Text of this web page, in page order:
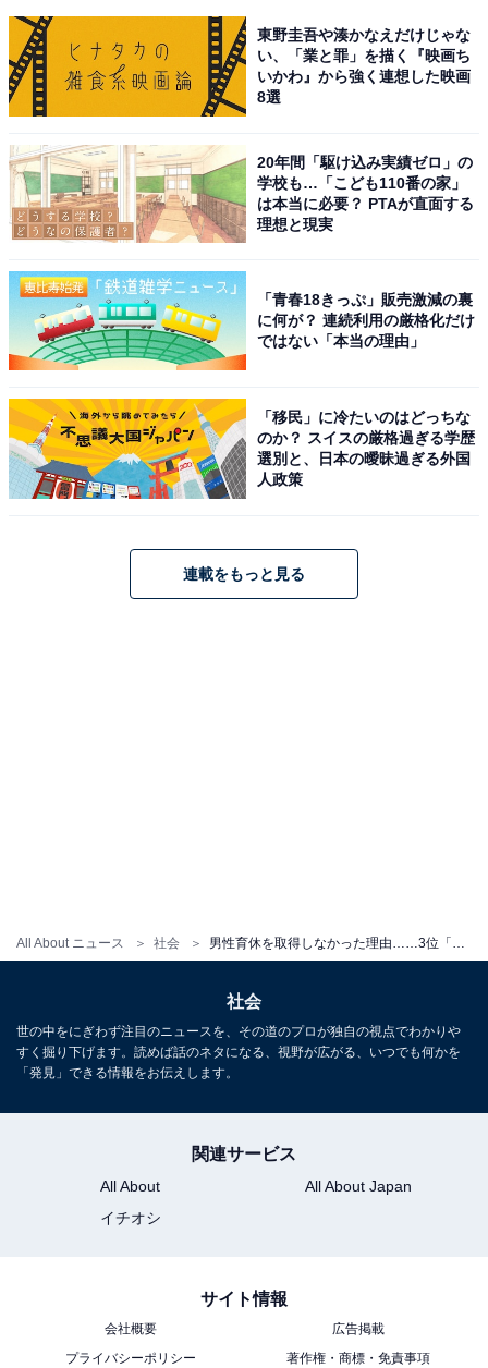
All About ニュース 社会
男女ともに育休を取得したら期待することは「子
育ての大変さを共有」
・
る？ 社会人1万1209人へのアンケート結果を発表！
・
家事＆育児のパパママ実比率は「9：1」が1位、現役子
パパの在宅勤務、8割のママが好意的「育児に積極的
東野圭吾や湊かなえだけじゃな
い、「業と罪」を描く『映画ち
いかわ』から強く連想した映画
8選
20年間「駆け込み実績ゼロ」の
学校も…「こども110番の家」
は本当に必要？ PTAが直面する
理想と現実
「青春18きっぷ」販売激減の裏
に何が？ 連続利用の厳格化だけ
ではない「本当の理由」
「移民」に冷たいのはどっちな
のか？ スイスの厳格過ぎる学歴
選別と、日本の曖昧過ぎる外国
人政策
連載をもっと見る
社会
世の中をにぎわず注目のニュースを、その道のプロが独自の視点でわかりや
すく掘り下げます。読めば話のネタになる、視野が広がる、いつでも何かを
「発見」できる情報をお伝えします。
関連サービス
All About
All About Japan
イチオシ
サイト情報
会社概要
広告掲載
プライバシーポリシー
著作権・商標・免責事項